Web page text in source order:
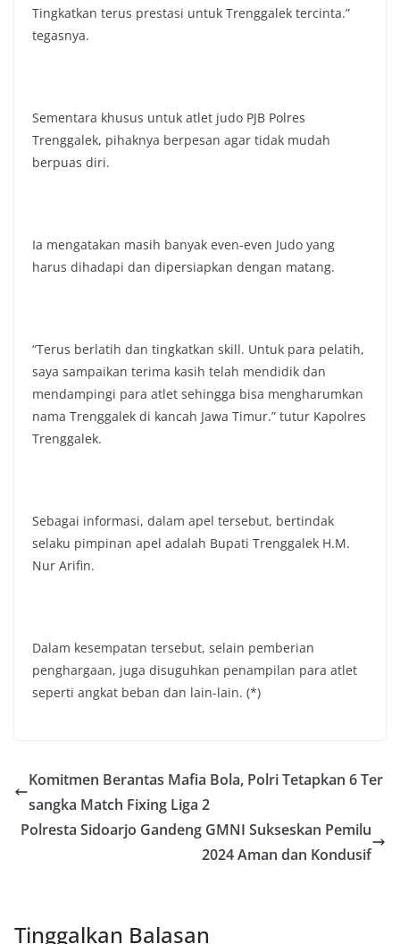
Tingkatkan terus prestasi untuk Trenggalek tercinta.”
tegasnya.
Sementara khusus untuk atlet judo PJB Polres
Trenggalek, pihaknya berpesan agar tidak mudah
berpuas diri.
Ia mengatakan masih banyak even-even Judo yang
harus dihadapi dan dipersiapkan dengan matang.
“Terus berlatih dan tingkatkan skill. Untuk para pelatih,
saya sampaikan terima kasih telah mendidik dan
mendampingi para atlet sehingga bisa mengharumkan
nama Trenggalek di kancah Jawa Timur.” tutur Kapolres
Trenggalek.
Sebagai informasi, dalam apel tersebut, bertindak
selaku pimpinan apel adalah Bupati Trenggalek H.M.
Nur Arifin.
Dalam kesempatan tersebut, selain pemberian
penghargaan, juga disuguhkan penampilan para atlet
seperti angkat beban dan lain-lain. (*)
Komitmen Berantas Mafia Bola, Polri Tetapkan 6 Ter
sangka Match Fixing Liga 2
Polresta Sidoarjo Gandeng GMNI Sukseskan Pemilu
2024 Aman dan Kondusif
Tinggalkan Balasan